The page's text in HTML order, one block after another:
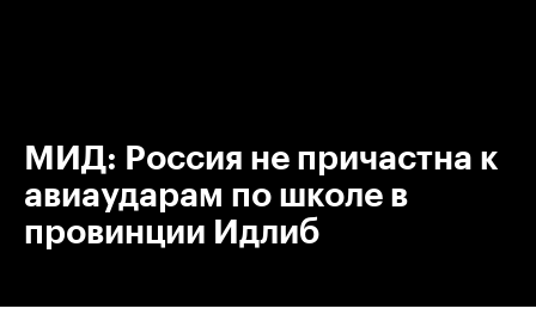
МИД: Россия не причастна к
авиаударам по школе в
провинции Идлиб